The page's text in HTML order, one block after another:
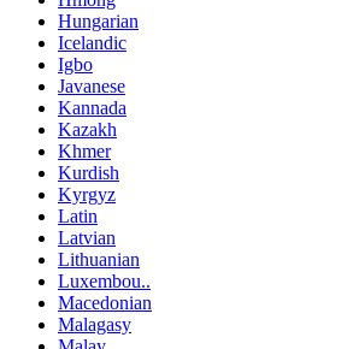
Hungarian
Icelandic
Igbo
Javanese
Kannada
Kazakh
Khmer
Kurdish
Kyrgyz
Latin
Latvian
Lithuanian
Luxembou..
Macedonian
Malagasy